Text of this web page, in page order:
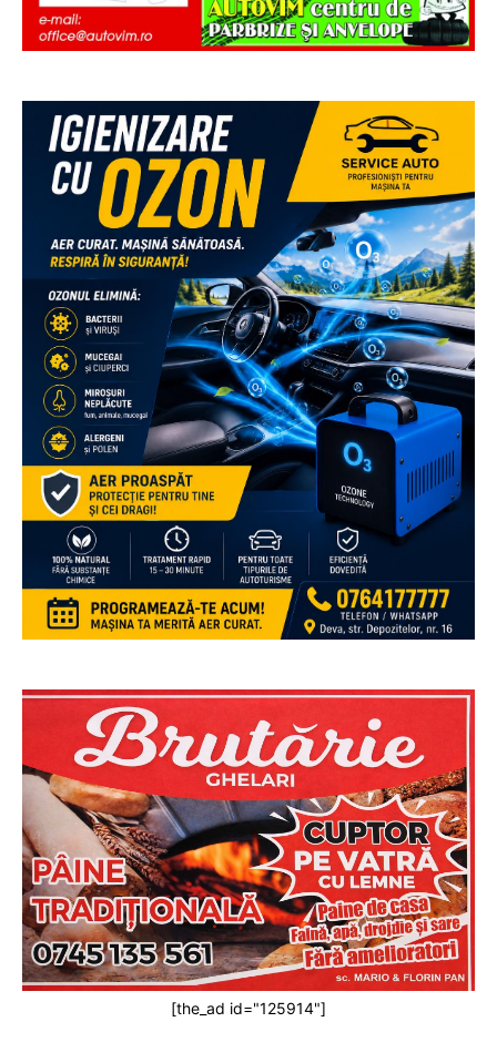
[the_ad id="125914"]